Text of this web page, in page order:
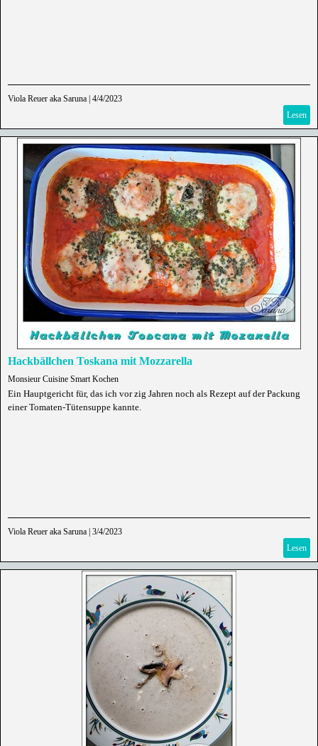
Viola Reuer aka Saruna 4/4/2023
Lesen
Hackbällchen Toskana mit Mozzarella
Monsieur Cuisine Smart Kochen
Ein Hauptgericht für, das ich vor zig Jahren noch als Rezept auf der Packung
einer Tomaten-Tütensuppe kannte.
Viola Reuer aka Saruna 3/4/2023
Lesen